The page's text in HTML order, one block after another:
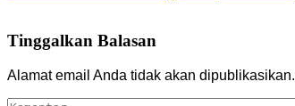
Tinggalkan Balasan
Alamat email Anda tidak akan dipublikasikan.